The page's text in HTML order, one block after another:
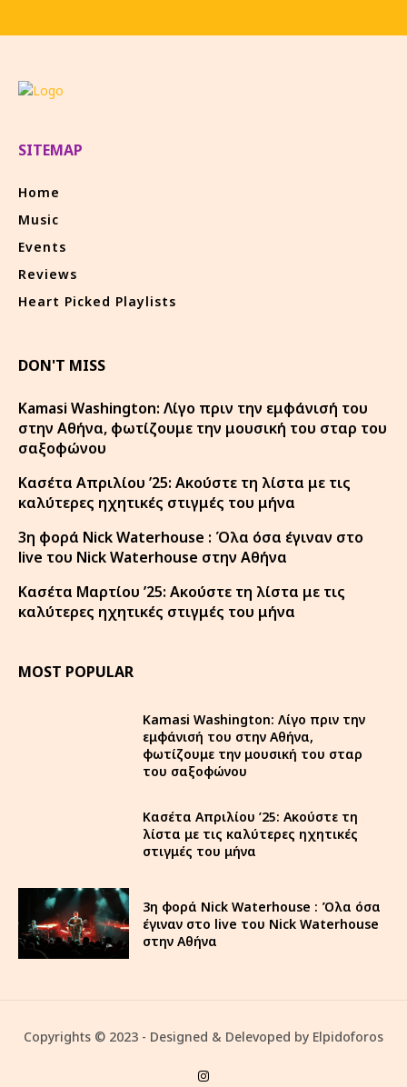
SITEMAP
Home
Music
Events
Reviews
Heart Picked Playlists
DON'T MISS
Kamasi Washington: Λίγο πριν την εμφάνισή του
στην Αθήνα, φωτίζουμε την μουσική του σταρ του
σαξοφώνου
Κασέτα Απριλίου ’25: Ακούστε τη λίστα με τις
καλύτερες ηχητικές στιγμές του μήνα
3η φορά Nick Waterhouse : Όλα όσα έγιναν στο
live του Nick Waterhouse στην Αθήνα
Κασέτα Μαρτίου ’25: Ακούστε τη λίστα με τις
καλύτερες ηχητικές στιγμές του μήνα
MOST POPULAR
Kamasi Washington: Λίγο πριν την
εμφάνισή του στην Αθήνα,
φωτίζουμε την μουσική του σταρ
του σαξοφώνου
Κασέτα Απριλίου ’25: Ακούστε τη
λίστα με τις καλύτερες ηχητικές
στιγμές του μήνα
3η φορά Nick Waterhouse : Όλα όσα
έγιναν στο live του Nick Waterhouse
στην Αθήνα
Copyrights © 2023 - Designed & Delevoped by Elpidoforos